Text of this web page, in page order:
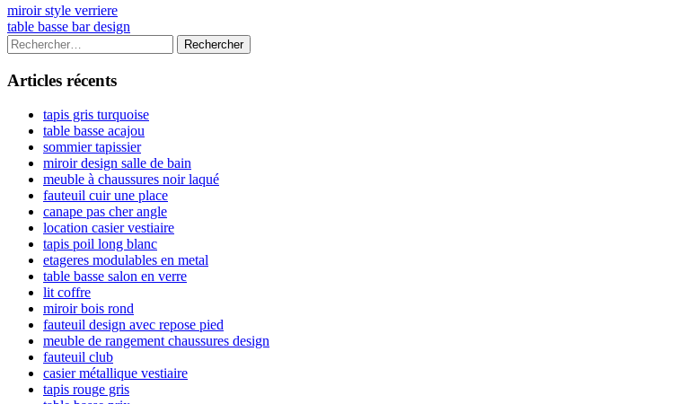
Navigation
de
l’article
Previous
article:
miroir style verriere
Next
article:
table basse bar design
Colonne
latérale
principale
Rechercher :
Articles récents
tapis gris turquoise
table basse acajou
sommier tapissier
miroir design salle de bain
meuble à chaussures noir laqué
fauteuil cuir une place
canape pas cher angle
location casier vestiaire
tapis poil long blanc
etageres modulables en metal
table basse salon en verre
lit coffre
miroir bois rond
fauteuil design avec repose pied
meuble de rangement chaussures design
fauteuil club
casier métallique vestiaire
tapis rouge gris